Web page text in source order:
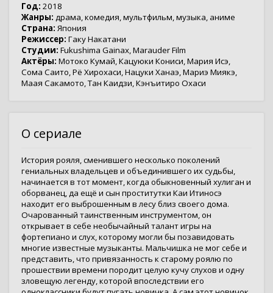
Год: 2018
Жанры: драма,комедия,мультфильм,музыка, аниме
Страна: Япония
Режиссер: Гаку Накатани
Студии: Fukushima Gainax,Marauder Film
Актёры: Мотоко Кумай,Кацуюки Кониси,Мария Исэ,
Сома Саито,Рё Хирохаси,Нацуки Ханаэ,Мариэ Миякэ,
Маая Сакамото,Тан Каидзи,Кэнъитиро Охаси
О сериале
История рояля, сменившего несколько поколений
гениальных владельцев и объединившего их судьбы,
начинается в тот момент, когда обыкновенный хулиган и
оборванец, да ещё и сын проститутки Каи Итиносэ
находит его выброшенным в лесу близ своего дома.
Очарованный таинственным инструментом, он
открывает в себе необычайный талант игры на
фортепиано и слух, которому могли бы позавидовать
многие известные музыканты. Мальчишка не мог себе и
представить, что привязанность к старому роялю по
прошествии времени породит целую кучу слухов и одну
зловещую легенду, которой впоследствии его